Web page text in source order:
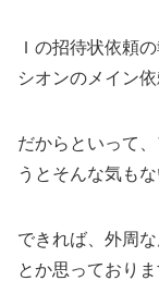
Ｉの招待状依頼
シオンのメイン
だからといって
うとそんな気もな
できれば、外周
とか思っておりま